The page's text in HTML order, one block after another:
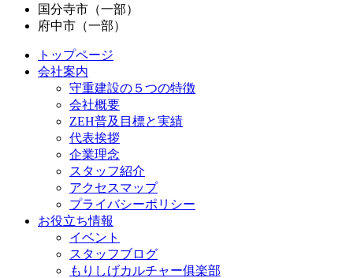
国分寺市（一部）
府中市（一部）
トップページ
会社案内
守重建設の５つの特徴
会社概要
ZEH普及目標と実績
代表挨拶
企業理念
スタッフ紹介
アクセスマップ
プライバシーポリシー
お役立ち情報
イベント
スタッフブログ
もりしげカルチャー俱楽部